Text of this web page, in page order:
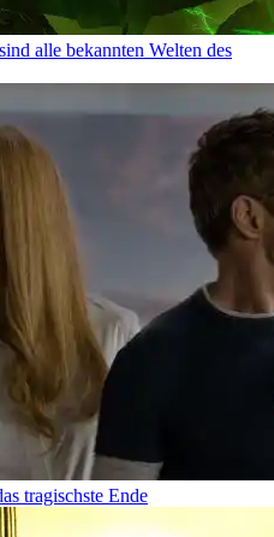
alle bekannten Welten des
tragischste Ende